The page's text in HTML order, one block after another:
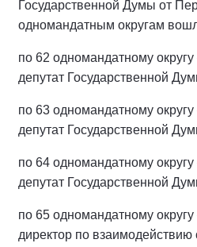
Государственной Думы от
одномандатным округам
по 62 одномандатному
депутат Государственной
по 63 одномандатному
депутат Государственной
по 64 одномандатному
депутат Государственной
по 65 одномандатному
директор по